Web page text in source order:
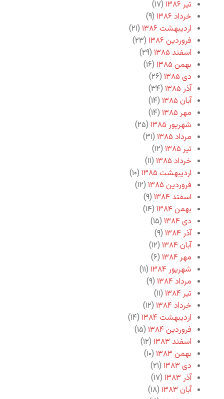
تیر ۱۳۸۶
(۱۷)
خرداد ۱۳۸۶
(۹)
اردیبهشت ۱۳۸۶
(۲۱)
فروردین ۱۳۸۶
(۲۳)
اسفند ۱۳۸۵
(۲۹)
بهمن ۱۳۸۵
(۱۶)
دی ۱۳۸۵
(۲۶)
آذر ۱۳۸۵
(۳۴)
آبان ۱۳۸۵
(۱۴)
مهر ۱۳۸۵
(۱۴)
شهریور ۱۳۸۵
(۲۵)
مرداد ۱۳۸۵
(۳۱)
تیر ۱۳۸۵
(۱۲)
خرداد ۱۳۸۵
(۱۱)
اردیبهشت ۱۳۸۵
(۱۰)
فروردین ۱۳۸۵
(۱۲)
اسفند ۱۳۸۴
(۹)
بهمن ۱۳۸۴
(۱۴)
دی ۱۳۸۴
(۱۵)
آذر ۱۳۸۴
(۹)
آبان ۱۳۸۴
(۱۲)
مهر ۱۳۸۴
(۶)
شهریور ۱۳۸۴
(۱۱)
مرداد ۱۳۸۴
(۹)
تیر ۱۳۸۴
(۱۱)
خرداد ۱۳۸۴
(۱۲)
اردیبهشت ۱۳۸۴
(۱۴)
فروردین ۱۳۸۴
(۱۵)
اسفند ۱۳۸۳
(۱۲)
بهمن ۱۳۸۳
(۱۰)
دی ۱۳۸۳
(۲۱)
آذر ۱۳۸۳
(۱۷)
آبان ۱۳۸۳
(۱۸)